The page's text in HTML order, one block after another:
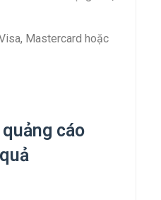
Mastercard hoặc
cáo